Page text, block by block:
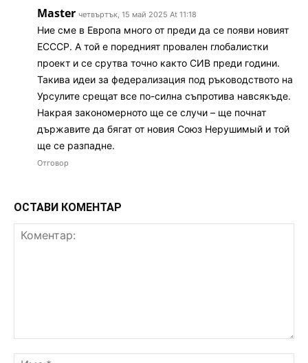
Master четвъртък, 15 май 2025 At 11:18
Ние сме в Европа много от преди да се появи новият
ЕСССР. А той е поредният провален глобалистки
проект и се срутва точно както СИВ преди години.
Такива идеи за федерализация под ръководството на
Урсулите срещат все по-силна съпротива навсякъде.
Накрая закономерното ще се случи – ще почнат
държавите да бягат от новия Союз Нерушимый и той
ще се разпадне.
Отговор
ОСТАВИ КОМЕНТАР